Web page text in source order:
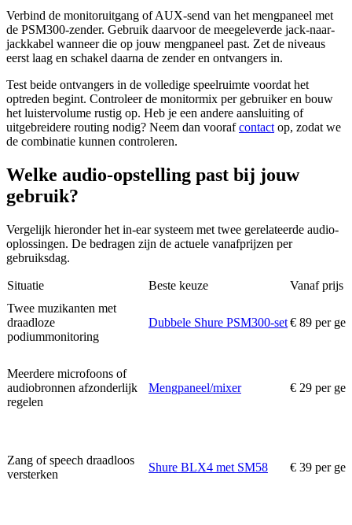
Verbind de monitoruitgang of AUX-send van het mengpaneel met
de PSM300-zender. Gebruik daarvoor de meegeleverde jack-naar-
jackkabel wanneer die op jouw mengpaneel past. Zet de niveaus
eerst laag en schakel daarna de zender en ontvangers in.
Test beide ontvangers in de volledige speelruimte voordat het
optreden begint. Controleer de monitormix per gebruiker en bouw
het luistervolume rustig op. Heb je een andere aansluiting of
uitgebreidere routing nodig? Neem dan voorafcontact op, zodat we
de combinatie kunnen controleren.
Welke audio-opstelling past bij jouw
gebruik?
Vergelijk hieronder het in-ear systeem met twee gerelateerde audio-
oplossingen. De bedragen zijn de actuele vanafprijzen per
gebruiksdag.
Situatie Beste keuze
Vanaf prijs
Twee muzikanten met
draadloze
podiummonitoring
Dubbele Shure PSM300-set€ 89 per
Meerdere microfoons of
audiobronnen afzonderlijk
regelen
Mengpaneel/mixer € 29 per
Zang of speech draadloos
versterken
Shure BLX4 met SM58 € 39 per